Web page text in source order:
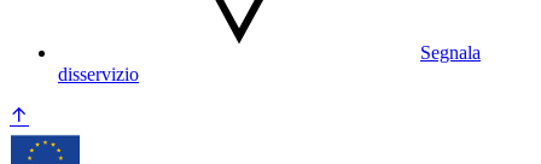
Segnala
disservizio